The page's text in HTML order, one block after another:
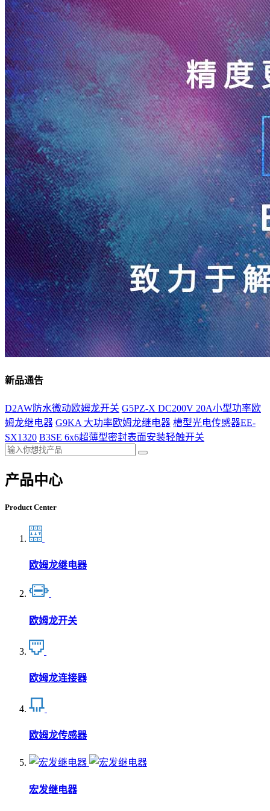
新品通告
D2AW防水微动欧姆龙开关 G5PZ-X DC200V 20A小型功率欧
姆龙继电器 G9KA 大功率欧姆龙继电器 槽型光电传感器EE-
SX1320 B3SE 6x6超薄型密封表面安装轻触开关
产品中心
Product Center
欧姆龙继电器
欧姆龙开关
欧姆龙连接器
欧姆龙传感器
宏发继电器